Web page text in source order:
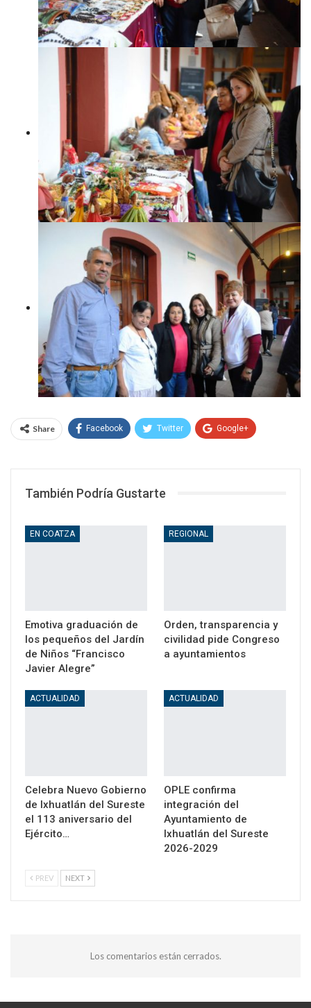
Share Facebook Twitter Google+
También Podría Gustarte
EN COATZA
Emotiva graduación de
los pequeños del Jardín
de Niños “Francisco
Javier Alegre”
REGIONAL
Orden, transparencia y
civilidad pide Congreso
a ayuntamientos
ACTUALIDAD
Celebra Nuevo Gobierno
de Ixhuatlán del Sureste
el 113 aniversario del
Ejército…
ACTUALIDAD
OPLE confirma
integración del
Ayuntamiento de
Ixhuatlán del Sureste
2026-2029
PREV NEXT
Los comentarios están cerrados.